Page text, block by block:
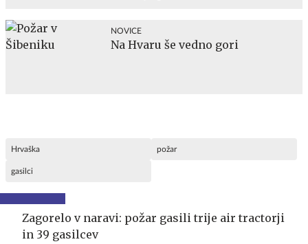
NOVICE
Na Hvaru še vedno gori
Hrvaška požar
gasilci
Zagorelo v naravi: požar gasili trije air tractorji
in 39 gasilcev